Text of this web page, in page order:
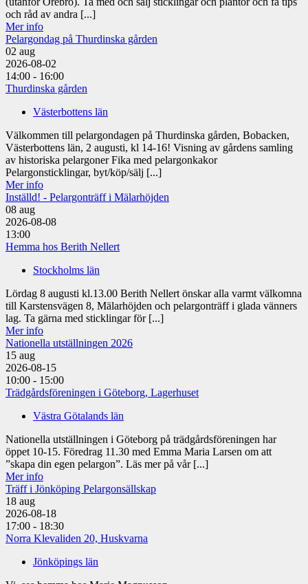
och råd av andra [...]
Mer info
Pelargondag på Thurdinska gården
02 aug
2026-08-02
14:00 - 16:00
Thurdinska gården
Västerbottens län
Välkommen till pelargondagen på Thurdinska gården, Bobacken,
Västerbottens län, 2 augusti, kl 14-16! Visning av gårdens samling
av historiska pelargoner Fika med pelargonkakor
Pelargonsticklingar, byt/köp/sälj [...]
Mer info
Inställd! - Pelargonträff i Mälarhöjden
08 aug
2026-08-08
13:00
Hemma hos Berith Nellert
Stockholms län
Lördag 8 augusti kl.13.00 Berith Nellert önskar alla varmt välkomna
till Karstensvägen 8, Mälarhöjden och pelargonträff i glada vänners
lag. Ta gärna med sticklingar för [...]
Mer info
Nationella utställningen 2026
15 aug
2026-08-15
10:00 - 15:00
Trädgårdsföreningen i Göteborg, Lagerhuset
Västra Götalands län
Nationella utställningen i Göteborg på trädgårdsföreningen har
öppet 10-15. Föredrag 11.30 med Emma Maria Larsen om att
”skapa din egen pelargon”. Läs mer på vår [...]
Mer info
Träff i Jönköping Pelargonsällskap
18 aug
2026-08-18
17:00 - 18:30
Norra Klevaliden 20, Huskvarna
Jönköpings län